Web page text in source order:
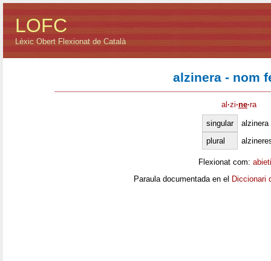
LOFC
Lèxic Obert Flexionat de Català
alzinera - nom
al·zi·ne·ra
singular
alzinera
plural
Flexionat com:
Paraula documentada en el Diccionari